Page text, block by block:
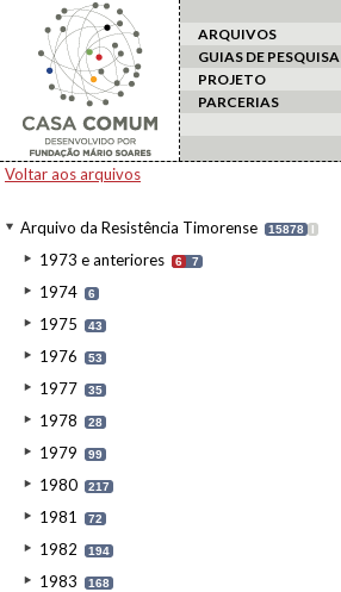
ARQUIVOS
GUIAS DE PESQUISA
PROJETO
PARCERIAS
Voltar aos arquivos
Arquivo da Resistência Timorense 15878 I
1973 e anteriores 6 7
1974 6
1975 43
1976 53
1977 35
1978 28
1979 99
1980 217
1981 72
1982 194
1983 168